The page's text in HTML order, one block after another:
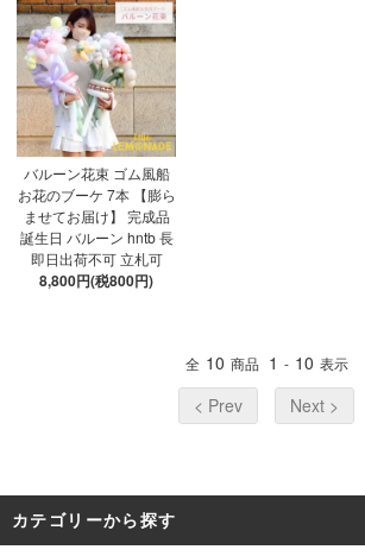
バルーン花束 ゴム風船
お花のブーケ 7本 【膨ら
ませてお届け】 完成品
誕生日 バルーン hntb 長
即日出荷不可 立札可
8,800円(税800円)
全 10 商品 1 - 10 表示
< Prev Next >
カテゴリーから探す